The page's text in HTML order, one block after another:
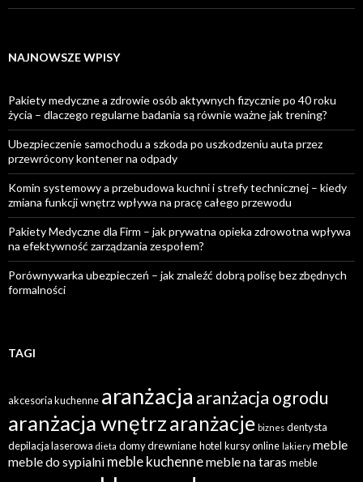
NAJNOWSZE WPISY
Pakiety medyczne a zdrowie osób aktywnych fizycznie po 40 roku
życia – dlaczego regularne badania są równie ważne jak trening?
Ubezpieczenie samochodu a szkoda po uszkodzeniu auta przez
przewrócony kontener na odpady
Komin systemowy a przebudowa kuchni i strefy technicznej – kiedy
zmiana funkcji wnętrz wpływa na pracę całego przewodu
Pakiety Medyczne dla Firm – jak prywatna opieka zdrowotna wpływa
na efektywność zarządzania zespołem?
Porównywarka ubezpieczeń – jak znaleźć dobrą polisę bez zbędnych
formalności
TAGI
akcesoria kuchenne aranżacja aranżacja ogrodu
aranżacja wnętrzaranżacje biznes dentysta
depilacja laserowa dieta domy drewnianehotel kursy online lakiery meble
meble do sypialni meble kuchennemeble na taras meble